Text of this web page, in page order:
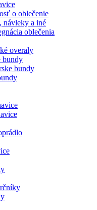
o oblečenie
návleky a iné
oblečenia
overaly
bundy
bundy